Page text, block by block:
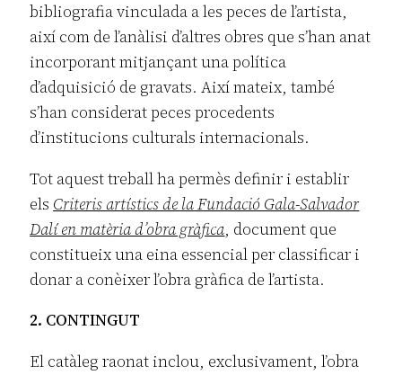
bibliografia vinculada a les peces de l’artista,
així com de l’anàlisi d’altres obres que s’han anat
incorporant mitjançant una política
d’adquisició de gravats. Així mateix, també
s’han considerat peces procedents
d’institucions culturals internacionals.
Tot aquest treball ha permès definir i establir
els Criteris artístics de la Fundació Gala-Salvador
Dalí en matèria d’obra gràfica, document que
constitueix una eina essencial per classificar i
donar a conèixer l’obra gràfica de l’artista.
2. CONTINGUT
El catàleg raonat inclou, exclusivament, l’obra